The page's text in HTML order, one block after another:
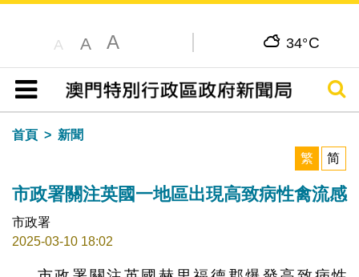
A A A 34°C
目錄
搜尋
首頁
新聞
繁
简
市政署關注英國一地區出現高致病性禽流感
市政署
2025-03-10 18:02